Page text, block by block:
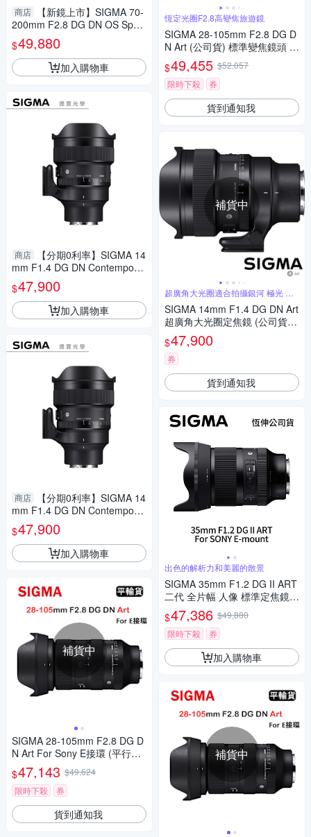
商店
【新鏡上市】SIGMA 70-
200mm F2.8 DG DN OS Sport
s for E mount 恆伸公司貨 飛羽
追星 棒球 必備
$49,880
加入購物車
商店
【分期0利率】SIGMA 14
mm F1.4 DG DN Contemporar
y for Sony E mount 恆伸公司
貨 免運 德寶光學 定焦 大光圈
$47,900
加入購物車
商店
【分期0利率】SIGMA 14
mm F1.4 DG DN Contemporar
y for Sony E mount 恆伸公司
貨 免運 定焦 大光圈 雲海季
$47,900
加入購物車
補貨中
SIGMA 28-105mm F2.8 DG D
N Art For Sony E接環 (平行輸
入) 送UV保護鏡+吹球清潔組
$47,143 $49,624
限時下殺
券
貨到通知我
恆定光圈F2.8高變焦旅遊鏡
SIGMA 28-105mm F2.8 DG D
N Art (公司貨) 標準變焦鏡頭 全
片幅無反微單眼鏡頭 旅遊鏡
$49,455 $52,057
限時下殺
券
貨到通知我
補貨中
超廣角大光圈適合拍攝銀河 極光 螢
火蟲
SIGMA 14mm F1.4 DG DN Art
超廣角大光圈定焦鏡 (公司貨)
全片幅無反微單眼鏡頭 適合拍
攝星空、銀河、螢火蟲
$47,900
券
貨到通知我
出色的解析力和美麗的散景
SIGMA 35mm F1.2 DG II ART
二代 全片幅 人像 標準定焦鏡頭
For SONY E-mount (公司貨)
$47,386 $49,880
限時下殺
券
加入購物車
補貨中